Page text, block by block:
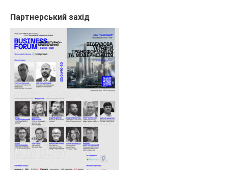
Партнерський захід